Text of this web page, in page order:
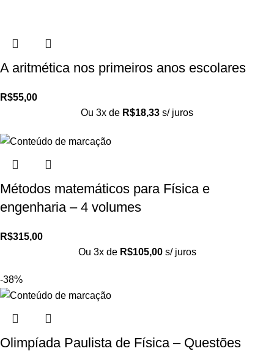
A aritmética nos primeiros anos escolares
R$55,00
Ou 3x de R$18,33 s/ juros
Métodos matemáticos para Física e
engenharia – 4 volumes
R$315,00
Ou 3x de R$105,00 s/ juros
-38%
Olimpíada Paulista de Física – Questões